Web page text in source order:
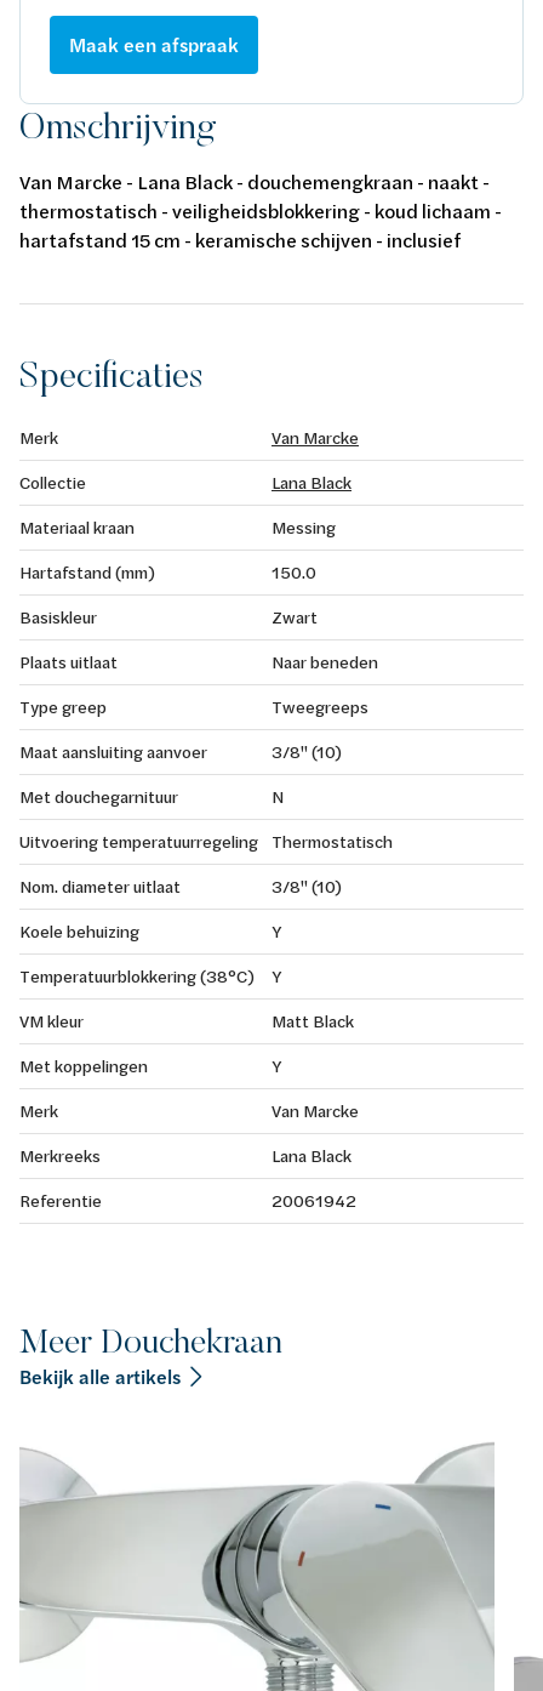
Maak een afspraak
Omschrijving
Van Marcke - Lana Black - douchemengkraan - naakt -
thermostatisch - veiligheidsblokkering - koud lichaam -
hartafstand 15 cm - keramische schijven - inclusief
Specificaties
Merk
Van Marcke
Collectie
Lana Black
Materiaal kraan
Messing
Hartafstand (mm)
150.0
Basiskleur
Zwart
Plaats uitlaat
Naar beneden
Type greep
Tweegreeps
Maat aansluiting aanvoer
3/8" (10)
Met douchegarnituur
N
Uitvoering temperatuurregeling
Thermostatisch
Nom. diameter uitlaat
3/8" (10)
Koele behuizing
Y
Temperatuurblokkering (38°C)
Y
VM kleur
Matt Black
Met koppelingen
Y
Merk
Van Marcke
Merkreeks
Lana Black
Referentie
20061942
Meer Douchekraan
Bekijk alle artikels